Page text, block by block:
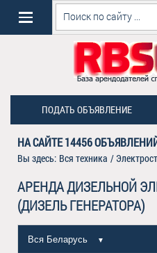
ПОДАТЬ ОБЪЯВЛЕНИЕ
НА САЙТЕ14456
Вы здесь: Вся техника /
АРЕНДА ДИЗЕЛЬНОЙ
(ДИЗЕЛЬ ГЕНЕРАТОРА)
Вся Беларусь ▼